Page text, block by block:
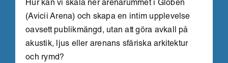
Hur kan vi skala ner arenarummet i Globen
(Avicii Arena) och skapa en intim upplevelse
oavsett publikmängd, utan att göra avkall på
akustik, ljus eller arenans sfäriska arkitektur
och rymd?